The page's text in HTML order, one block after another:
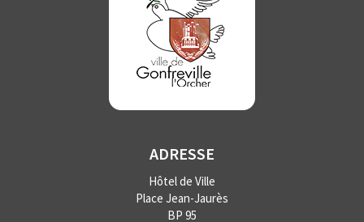
ADRESSE
Hôtel de Ville
Place Jean-Jaurès
BP 95